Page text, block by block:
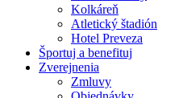
Kolkáreň
Atletický štadión
Hotel Preveza
Športuj a benefituj
Zverejnenia
Zmluvy